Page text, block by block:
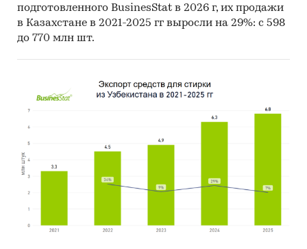
закупок, ценообразование в условиях
волатильности
привлекательность рынка
Стирка и уход за бельем
Потребительские товары
Гель для стирки
СНГ
подготовленного BusinesStat в 2026 г, их продажи
в Казахстане в 2021-2025 гг выросли на 29%: с 598
до 770 млн шт.